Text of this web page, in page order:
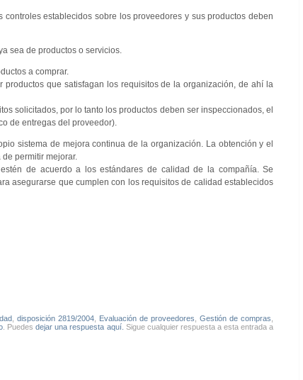
establecidos sobre los proveedores y sus productos deben
sea de productos o servicios.
a comprar.
que satisfagan los requisitos de la organización, de ahí la
solicitados, por lo tanto los productos deben ser inspeccionados, el
de entregas del proveedor).
sistema de mejora continua de la organización. La obtención y el
permitir mejorar.
de acuerdo a los estándares de calidad de la compañía. Se
asegurarse que cumplen con los requisitos de calidad establecidos
,disposición 2819/2004 Evaluación de proveedores ,Gestión de compras
. Puedesdejar una respuesta aquí. Sigue cualquier respuesta a esta entrada a